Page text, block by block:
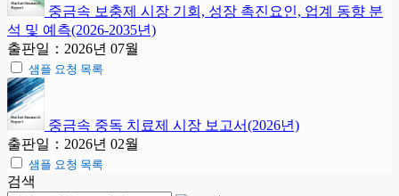
중금속 보충제 시장 기회, 성장 촉진요인, 업계 동향 분
석 및 예측(2026-2035년)
출판일：2026년 07월
샘플 요청 목록
중금속 중독 치료제 시장 보고서(2026년)
출판일：2026년 02월
샘플 요청 목록
검색